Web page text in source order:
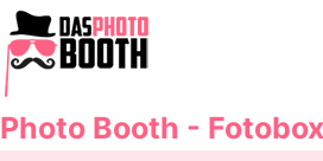
Zum
Inhalt
springen
Photo Booth -